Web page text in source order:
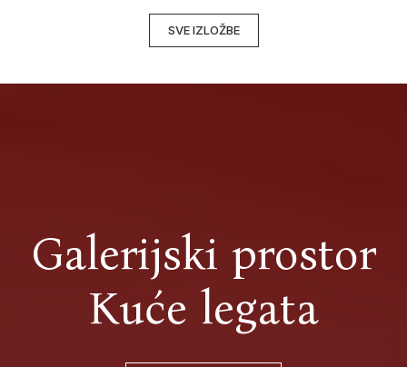
SVE IZLOŽBE
Galerijski prostor
Kuće legata